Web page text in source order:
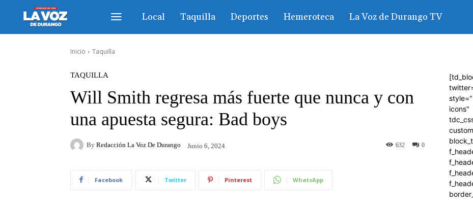
Local Taquilla Deportes Hemeroteca La Voz de Durango TV
Inicio Taquilla
TAQUILLA
Will Smith regresa más fuerte que nunca y con
una apuesta segura: Bad boys
By Redacción La Voz De Durango Junio 6, 2024 0
632
Facebook Twitter Pinterest WhatsApp
icons"